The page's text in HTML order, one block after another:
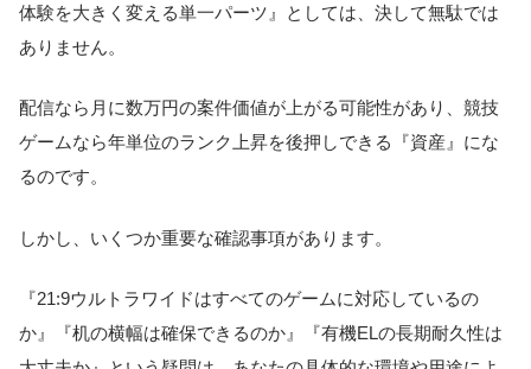
体験を大きく変える単一パーツ』としては、決して無駄では
ありません。
配信なら月に数万円の案件価値が上がる可能性があり、競技
ゲームなら年単位のランク上昇を後押しできる『資産』にな
るのです。
しかし、いくつか重要な確認事項があります。
『21:9ウルトラワイドはすべてのゲームに対応しているの
か』『机の横幅は確保できるのか』『有機ELの長期耐久性は